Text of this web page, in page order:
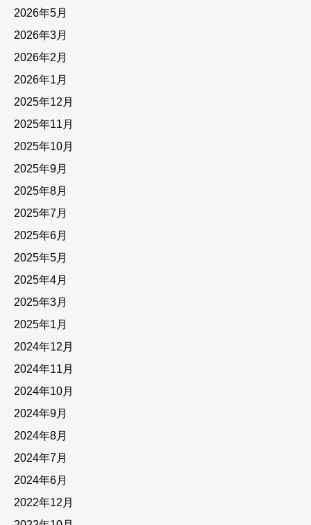
2026年5月
2026年3月
2026年2月
2026年1月
2025年12月
2025年11月
2025年10月
2025年9月
2025年8月
2025年7月
2025年6月
2025年5月
2025年4月
2025年3月
2025年1月
2024年12月
2024年11月
2024年10月
2024年9月
2024年8月
2024年7月
2024年6月
2022年12月